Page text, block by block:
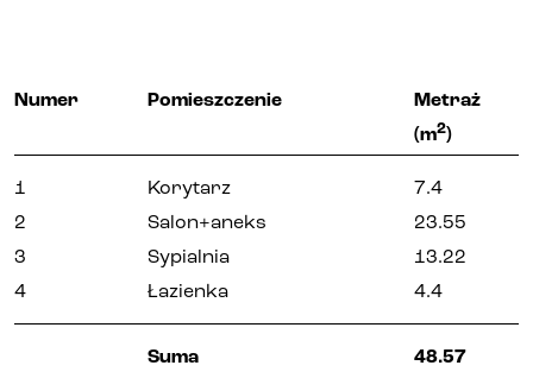
Aktualności
Kariera
Numer Pomieszczenie
Metraż
(m2)
1 Korytarz
7.4
2
Salon+aneks
23.55
3
Sypialnia
13.22
4
Łazienka 4.4
Suma 48.57